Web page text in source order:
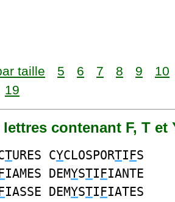
taille 5 6 7 8 9
10
19
contenant F, T et
TURES CYCLOSPORTIFS
IAMES DEMYSTIFIANTE
IASSE DEMYSTIFIATES